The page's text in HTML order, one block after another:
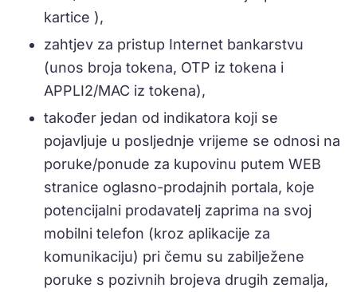
kartice ),
zahtjev za pristup Internet bankarstvu
(unos broja tokena, OTP iz tokena i
APPLI2/MAC iz tokena),
također jedan od indikatora koji se
pojavljuje u posljednje vrijeme se odnosi na
poruke/ponude za kupovinu putem WEB
stranice oglasno-prodajnih portala, koje
potencijalni prodavatelj zaprima na svoj
mobilni telefon (kroz aplikacije za
komunikaciju) pri čemu su zabilježene
poruke s pozivnih brojeva drugih zemalja,